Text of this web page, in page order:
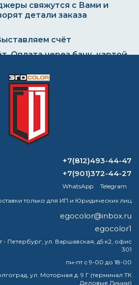
свяжутся с Вами и
детали заказа
Оплата через банк, картой
ОТВЕТ
старую печь?
прилипает лучше,
грунт эмаль?
+7(812)493-44-47
+7(901)372-44-27
WhatsApp
Telegram
только для ИП и Юридических лиц
egocolor@inbox.ru
egocolor1
- Петербург, ул. Варшавская, д5 к2, офис
301
пн-пт с 9-00 до 18-00
ул. Моторная д. 9 Г (терминал ТК
Деловые Линии)